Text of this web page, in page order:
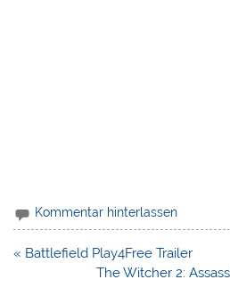
Kommentar hinterlassen
Beitragsnavigation
« Battlefield Play4Free Trailer
The Witcher 2: